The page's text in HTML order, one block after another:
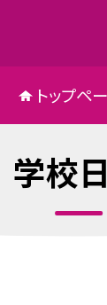
トップペ
学校